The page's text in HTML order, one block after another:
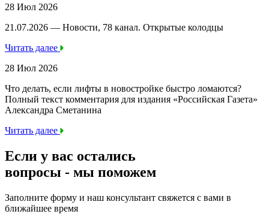
28 Июл 2026
21.07.2026 — Новости, 78 канал. Открытые колодцы
Читать далее
28 Июл 2026
Что делать, если лифты в новостройке быстро ломаются?
Полный текст комментария для издания «Российская Газета»
Александра Сметанина
Читать далее
Если у вас остались
вопросы - мы поможем
Заполните форму и наш консультант свяжется с вами в
ближайшее время